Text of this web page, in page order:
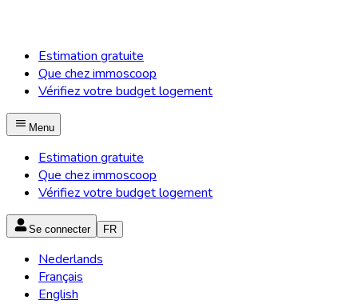
Estimation gratuite
Que chez immoscoop
Vérifiez votre budget logement
Menu
Estimation gratuite
Que chez immoscoop
Vérifiez votre budget logement
Se connecter FR
Nederlands
Français
English